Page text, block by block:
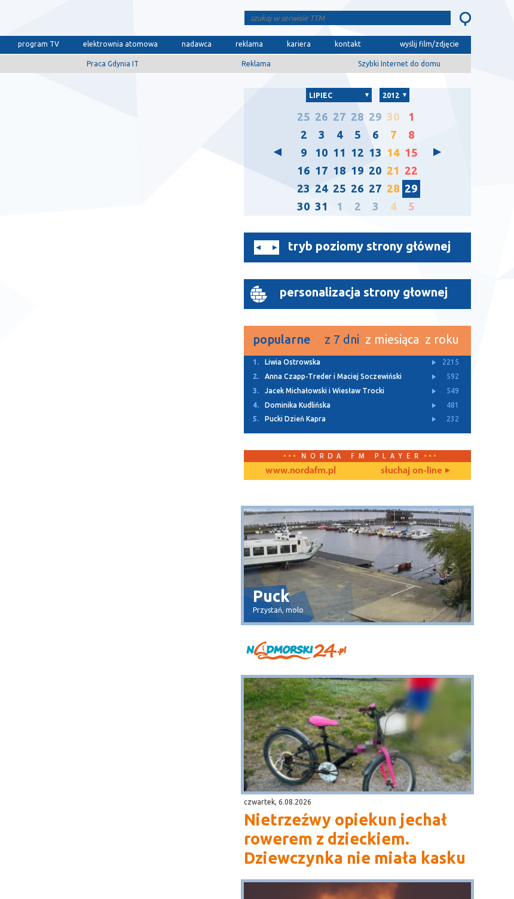
program TV elektrownia atomowa nadawca reklama kariera kontakt wyślij film/zdjęcie
Praca Gdynia IT Reklama Szybki Internet do domu
LIPIEC 2012
25 26 27 28 29 30
1
2
3 4 5 6 7
8
9
10 11 12 13 14 15
16 17 18 19 20 21 22
23 24 25 26 27 28 29
30 31 1 2 3 4 5
tryb poziomy strony głównej
personalizacja strony głownej
popularne z 7 dni z miesiąca z roku
1. Letnie granie w Lęborku
3217
2.
Liwia Ostrowska
2215
3.
XXVII Światowy Zjazd Kaszubów
1596
4.
Monika Labuda i Urszula Walburg
1560
5.
Jacek Pałubicki 1136
Puck
Przystań, molo
czwartek, 6.08.2026
Nietrzeźwy opiekun jechał
rowerem z dzieckiem.
Dziewczynka nie miała kasku